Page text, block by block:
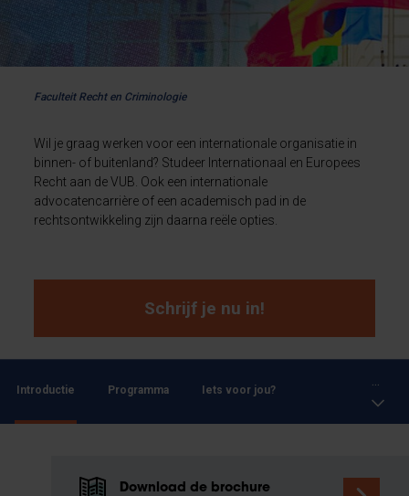
Faculteit Recht en Criminologie
Wil je graag werken voor een internationale organisatie in
binnen- of buitenland? Studeer Internationaal en Europees
Recht aan de VUB. Ook een internationale
advocatencarrière of een academisch pad in de
rechtsontwikkeling zijn daarna reële opties.
Schrijf je nu in!
Introductie Programma Iets voor jou?
Download de brochure